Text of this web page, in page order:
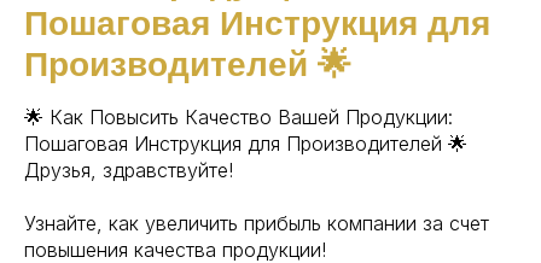
Пошаговая Инструкция для
Производителей 🌟
🌟 Как Повысить Качество Вашей Продукции:
Пошаговая Инструкция для Производителей 🌟
Друзья, здравствуйте!
Узнайте, как увеличить прибыль компании за счет
повышения качества продукции!